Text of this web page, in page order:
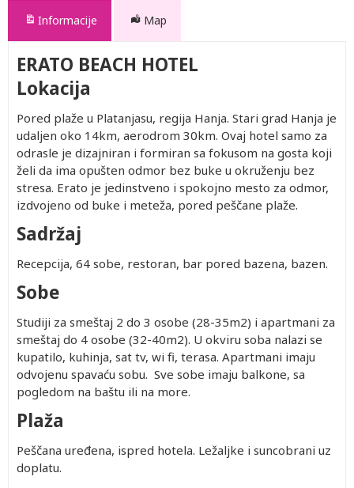
Informacije Map
ERATO BEACH HOTEL
Lokacija
Pored plaže u Platanjasu, regija Hanja. Stari grad Hanja je
udaljen oko 14km, aerodrom 30km. Ovaj hotel samo za
odrasle je dizajniran i formiran sa fokusom na gosta koji
želi da ima opušten odmor bez buke u okruženju bez
stresa. Erato je jedinstveno i spokojno mesto za odmor,
izdvojeno od buke i meteža, pored peščane plaže.
Sadržaj
Recepcija, 64 sobe, restoran, bar pored bazena, bazen.
Sobe
Studiji za smeštaj 2 do 3 osobe (28-35m2) i apartmani za
smeštaj do 4 osobe (32-40m2). U okviru soba nalazi se
kupatilo, kuhinja, sat tv, wi fi, terasa. Apartmani imaju
odvojenu spavaću sobu. Sve sobe imaju balkone, sa
pogledom na baštu ili na more.
Plaža
Peščana uređena, ispred hotela. Ležaljke i suncobrani uz
doplatu.